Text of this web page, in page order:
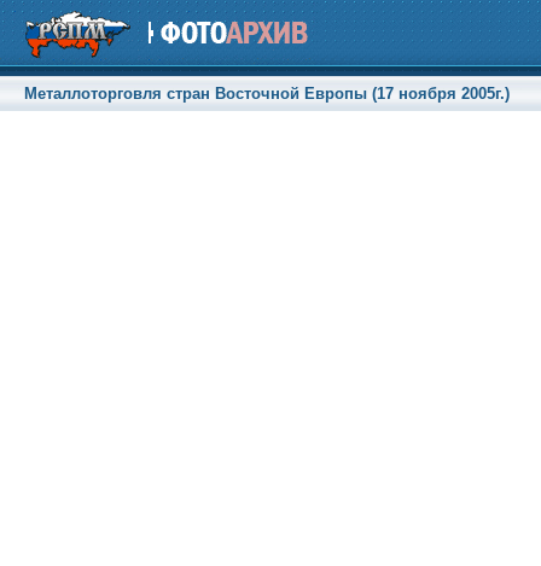
Металлоторговля стран Восточной Европы (17 ноября 2005г.)